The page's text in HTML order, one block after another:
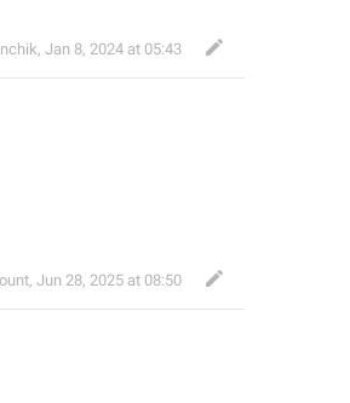
, Jan 8, 2024 at 05:43
, Jun 28, 2025 at 08:50